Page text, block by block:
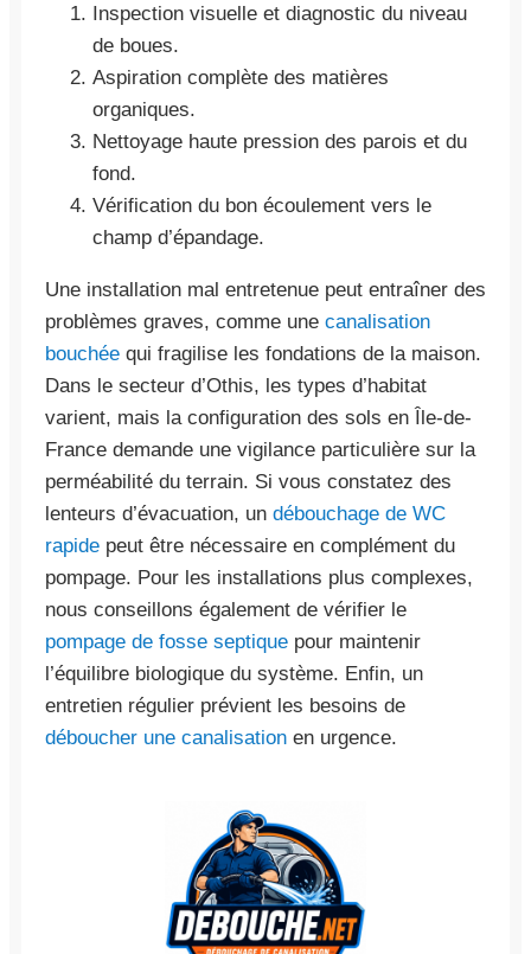
Inspection visuelle et diagnostic du niveau
de boues.
Aspiration complète des matières
organiques.
Nettoyage haute pression des parois et du
fond.
Vérification du bon écoulement vers le
champ d’épandage.
Une installation mal entretenue peut entraîner des
problèmes graves, comme une canalisation
bouchée qui fragilise les fondations de la maison.
Dans le secteur d’Othis, les types d’habitat
varient, mais la configuration des sols en Île-de-
France demande une vigilance particulière sur la
perméabilité du terrain. Si vous constatez des
lenteurs d’évacuation, un débouchage de WC
rapide peut être nécessaire en complément du
pompage. Pour les installations plus complexes,
nous conseillons également de vérifier le
pompage de fosse septique pour maintenir
l’équilibre biologique du système. Enfin, un
entretien régulier prévient les besoins de
déboucher une canalisation en urgence.